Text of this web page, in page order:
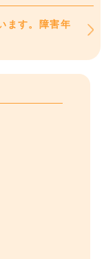
ます。障害年